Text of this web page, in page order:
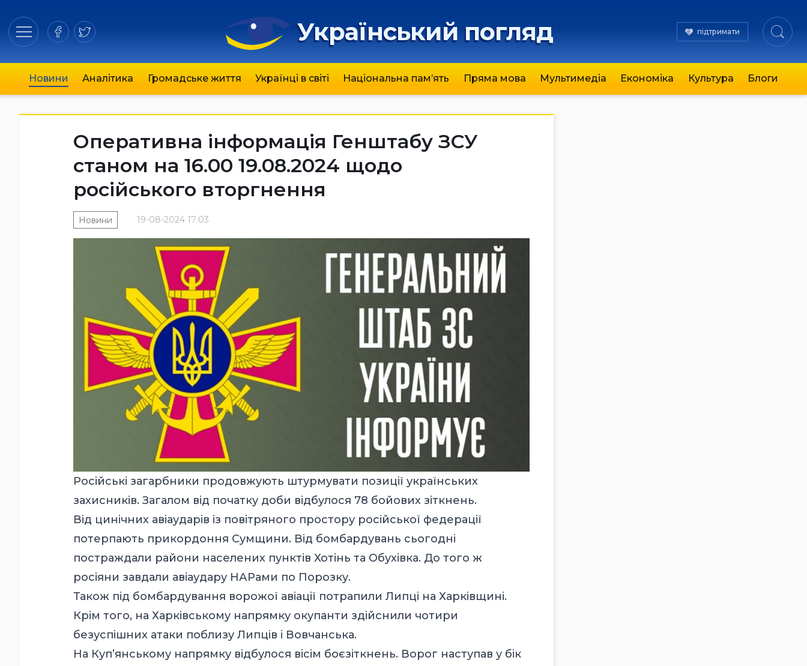
Український погляд підтримати
Новини Аналітика Громадське життя Українці в світі Національна пам’ять Пряма мова Мультимедіа Економіка Культура Блоги
Оперативна інформація Генштабу ЗСУ
станом на 16.00 19.08.2024 щодо
російського вторгнення
19-08-2024 17:03
Новини
Російські загарбники продовжують штурмувати позиції українських
захисників. Загалом від початку доби відбулося 78 бойових зіткнень.
Від цинічних авіаударів із повітряного простору російської федерації
потерпають прикордоння Сумщини. Від бомбардувань сьогодні
постраждали райони населених пунктів Хотінь та Обухівка. До того ж
росіяни завдали авіаудару НАРами по Порозку.
Також під бомбардування ворожої авіації потрапили Липці на Харківщині.
Крім того, на Харківському напрямку окупанти здійснили чотири
безуспішних атаки поблизу Липців і Вовчанська.
На Куп’янському напрямку відбулося вісім боєзіткнень. Ворог наступав у бік